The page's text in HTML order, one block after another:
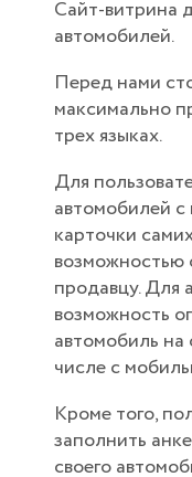
Сайт-витрина
автомобилей.
Перед нами
максимально
трех языках.
Для
автомобилей
карточки
возможностью
продавцу. Для
возможность
автомобиль на
числе с
Кроме того,
заполнить
своего